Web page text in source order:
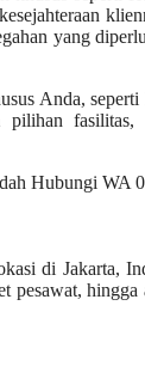
yang
Anda,
di Jakarta,
pesawat,